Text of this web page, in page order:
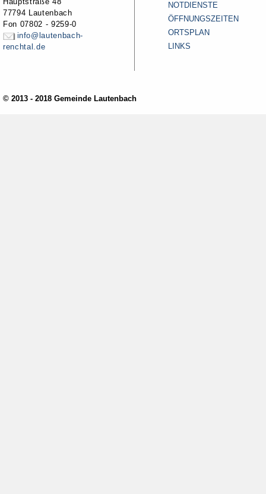
77794 Lautenbach
Fon 07802 - 9259-0
info@lautenbach-
renchtal.de
NOTDIENSTE
ÖFFNUNGSZEITEN
ORTSPLAN
LINKS
© 2013 - 2018 Gemeinde Lautenbach